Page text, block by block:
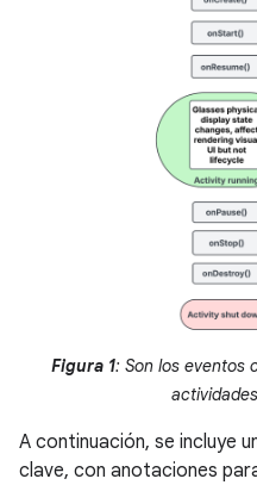
Figura 1: Son los eventos
A continuación, se incluye
clave, con anotaciones